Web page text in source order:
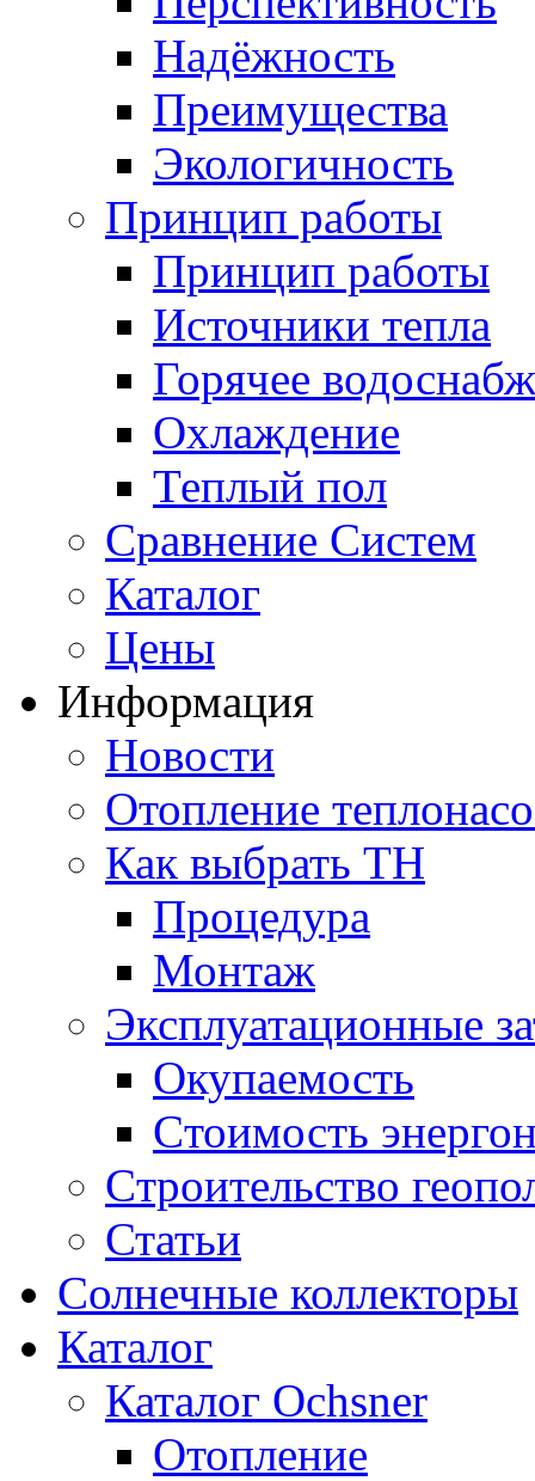
Надёжность
Преимущества
Экологичность
Принцип работы
Принцип работы
Источники тепла
Горячее
Охлаждение
Теплый пол
Сравнение Систем
Каталог
Цены
Информация
Новости
Отопление
Как выбрать ТН
Процедура
Монтаж
Эксплуатационные
Окупаемость
Cтоимость
Cтроительство
Статьи
Солнечные коллекторы
Каталог
Каталог Ochsner
Отопление